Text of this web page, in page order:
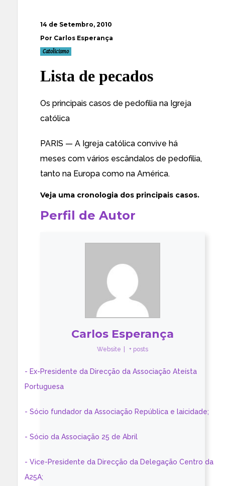
14 de Setembro, 2010
Por Carlos Esperança
Catolicismo
Lista de pecados
Os principais casos de pedofilia na Igreja
católica
PARIS — A Igreja católica convive há
meses com vários escândalos de pedofilia,
tanto na Europa como na América.
Veja uma cronologia dos principais casos.
Perfil de Autor
Carlos Esperança
Website + posts
- Ex-Presidente da Direcção da Associação Ateísta
Portuguesa
- Sócio fundador da Associação República e laicidade;
- Sócio da Associação 25 de Abril
- Vice-Presidente da Direcção da Delegação Centro da
A25A;